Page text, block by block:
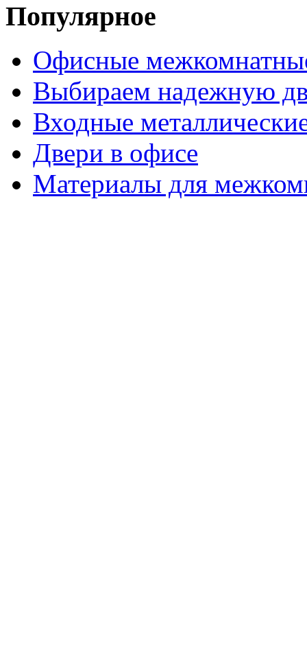
Популярное
Офисные
Выбираем надежную
Входные
Двери в офисе
Материалы для